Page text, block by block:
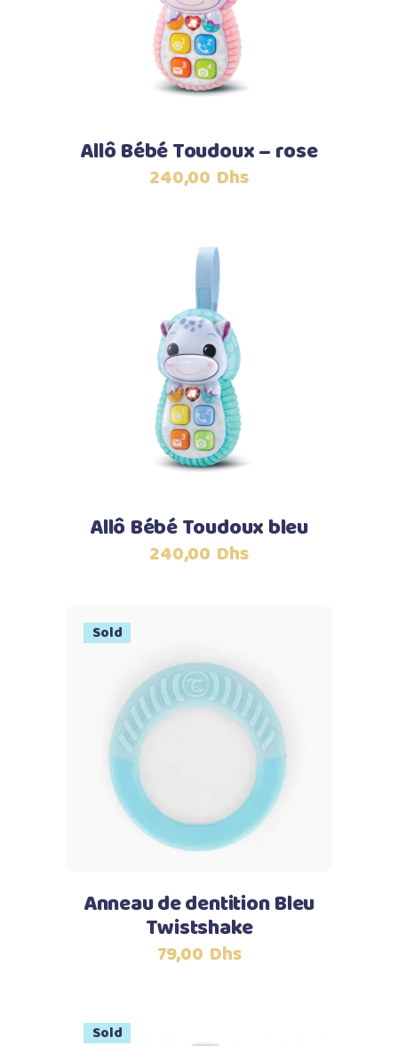
Allô Bébé Toudoux – rose
240,00 Dhs
Ajouter au panier
Allô Bébé Toudoux bleu
240,00 Dhs
Sold
Lire la suite
Anneau de dentition Bleu
Twistshake
79,00 Dhs
Sold